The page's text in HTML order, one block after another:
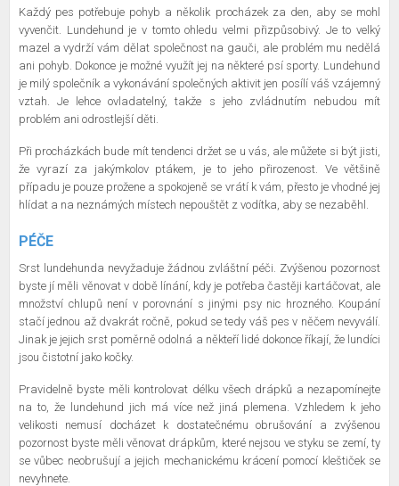
Každý pes potřebuje pohyb a několik procházek za den, aby se mohl
vyvenčit. Lundehund je v tomto ohledu velmi přizpůsobivý. Je to velký
mazel a vydrží vám dělat společnost na gauči, ale problém mu nedělá
ani pohyb. Dokonce je možné využít jej na některé psí sporty. Lundehund
je milý společník a vykonávání společných aktivit jen posílí váš vzájemný
vztah. Je lehce ovladatelný, takže s jeho zvládnutím nebudou mít
problém ani odrostlejší děti.
Při procházkách bude mít tendenci držet se u vás, ale můžete si být jisti,
že vyrazí za jakýmkolov ptákem, je to jeho přirozenost. Ve většině
případu je pouze prožene a spokojeně se vrátí k vám, přesto je vhodné jej
hlídat a na neznámých místech nepouštět z vodítka, aby se nezaběhl.
PÉČE
Srst lundehunda nevyžaduje žádnou zvláštní péči. Zvýšenou pozornost
byste jí měli věnovat v době línání, kdy je potřeba častěji kartáčovat, ale
množství chlupů není v porovnání s jinými psy nic hrozného. Koupání
stačí jednou až dvakrát ročně, pokud se tedy váš pes v něčem nevyválí.
Jinak je jejich srst poměrně odolná a někteří lidé dokonce říkají, že lundíci
jsou čistotní jako kočky.
Pravidelně byste měli kontrolovat délku všech drápků a nezapomínejte
na to, že lundehund jich má více než jiná plemena. Vzhledem k jeho
velikosti nemusí docházet k dostatečnému obrušování a zvýšenou
pozornost byste měli věnovat drápkům, které nejsou ve styku se zemí, ty
se vůbec neobrušují a jejich mechanickému krácení pomocí kleštiček se
nevyhnete.